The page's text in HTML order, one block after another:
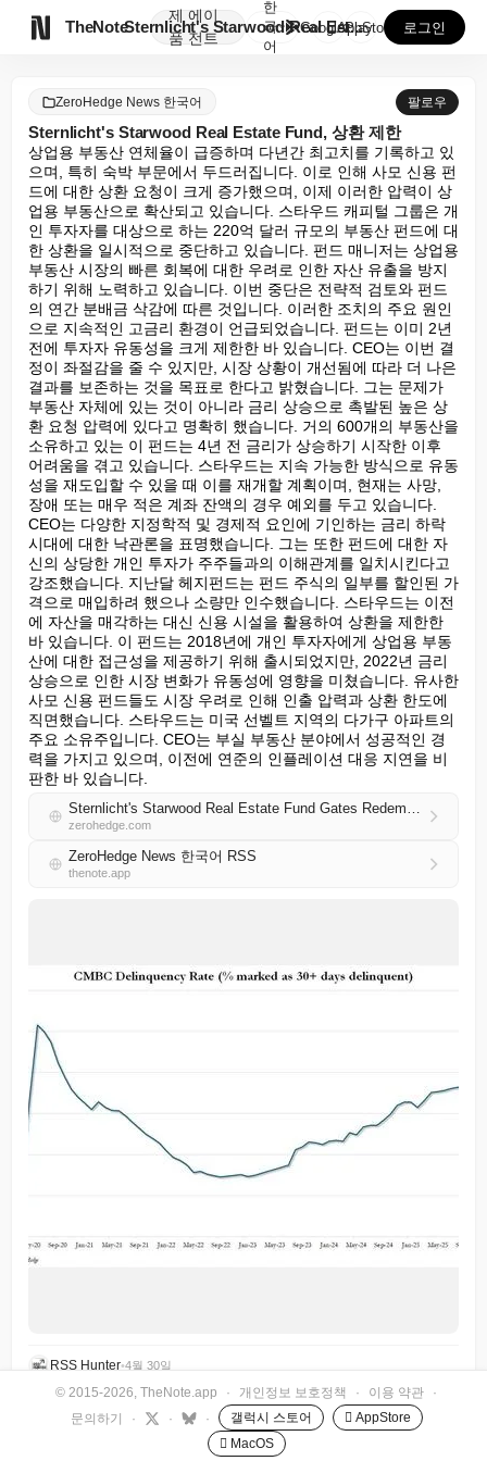
TheNote
제
품
에이
전트
Sternlicht's Starwood Real Est...
한
국
어
GooglePlay
AppStore 로그인
ZeroHedge News 한국어 팔로우
Sternlicht's Starwood Real Estate Fund, 상환 제한
상업용 부동산 연체율이 급증하며 다년간 최고치를 기록하고 있
으며, 특히 숙박 부문에서 두드러집니다. 이로 인해 사모 신용 펀
드에 대한 상환 요청이 크게 증가했으며, 이제 이러한 압력이 상
업용 부동산으로 확산되고 있습니다. 스타우드 캐피털 그룹은 개
인 투자자를 대상으로 하는 220억 달러 규모의 부동산 펀드에 대
한 상환을 일시적으로 중단하고 있습니다. 펀드 매니저는 상업용
부동산 시장의 빠른 회복에 대한 우려로 인한 자산 유출을 방지
하기 위해 노력하고 있습니다. 이번 중단은 전략적 검토와 펀드
의 연간 분배금 삭감에 따른 것입니다. 이러한 조치의 주요 원인
으로 지속적인 고금리 환경이 언급되었습니다. 펀드는 이미 2년
전에 투자자 유동성을 크게 제한한 바 있습니다. CEO는 이번 결
정이 좌절감을 줄 수 있지만, 시장 상황이 개선됨에 따라 더 나은
결과를 보존하는 것을 목표로 한다고 밝혔습니다. 그는 문제가
부동산 자체에 있는 것이 아니라 금리 상승으로 촉발된 높은 상
환 요청 압력에 있다고 명확히 했습니다. 거의 600개의 부동산을
소유하고 있는 이 펀드는 4년 전 금리가 상승하기 시작한 이후
어려움을 겪고 있습니다. 스타우드는 지속 가능한 방식으로 유동
성을 재도입할 수 있을 때 이를 재개할 계획이며, 현재는 사망,
장애 또는 매우 적은 계좌 잔액의 경우 예외를 두고 있습니다.
CEO는 다양한 지정학적 및 경제적 요인에 기인하는 금리 하락
시대에 대한 낙관론을 표명했습니다. 그는 또한 펀드에 대한 자
신의 상당한 개인 투자가 주주들과의 이해관계를 일치시킨다고
강조했습니다. 지난달 헤지펀드는 펀드 주식의 일부를 할인된 가
격으로 매입하려 했으나 소량만 인수했습니다. 스타우드는 이전
에 자산을 매각하는 대신 신용 시설을 활용하여 상환을 제한한
바 있습니다. 이 펀드는 2018년에 개인 투자자에게 상업용 부동
산에 대한 접근성을 제공하기 위해 출시되었지만, 2022년 금리
상승으로 인한 시장 변화가 유동성에 영향을 미쳤습니다. 유사한
사모 신용 펀드들도 시장 우려로 인해 인출 압력과 상환 한도에
직면했습니다. 스타우드는 미국 선벨트 지역의 다가구 아파트의
주요 소유주입니다. CEO는 부실 부동산 분야에서 성공적인 경
력을 가지고 있으며, 이전에 연준의 인플레이션 대응 지연을 비
판한 바 있습니다.
Sternlicht's Starwood Real Estate Fund Gates Redemptions
zerohedge.com
ZeroHedge News 한국어 RSS
thenote.app
RSS Hunter•4월 30일
© 2015-2026, TheNote.app · 개인정보 보호정책 · 이용 약관
·
문의하기
· · · 갤럭시 스토어
 AppStore
 MacOS